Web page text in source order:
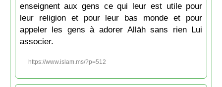
enseignent aux gens ce qui leur est utile pour
leur religion et pour leur bas monde et pour
appeler les gens à adorer Allāh sans rien Lui
associer.
https://www.islam.ms/?p=512